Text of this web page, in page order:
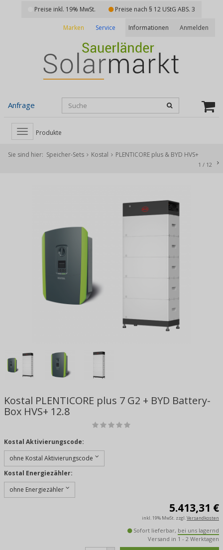
Preise inkl. 19% MwSt. Preise nach § 12 UStG ABS. 3
Informationen Anmelden
Marken Service
Anfrage
Toggle
navigation
Produkte
Sie sind hier: Speicher-Sets Kostal PLENTICORE plus & BYD HVS+
1 / 12
Kostal PLENTICORE plus 7 G2 + BYD Battery-
Box HVS+ 12.8
Kostal Aktivierungscode:
ohne Kostal Aktivierungscode
Kostal Energiezähler:
ohne Energiezähler
5.413,31 €
inkl. 19% MwSt. zzgl.Versandkosten
Sofort lieferbar, bei uns lagernd
Versand in 1 - 2 Werktagen